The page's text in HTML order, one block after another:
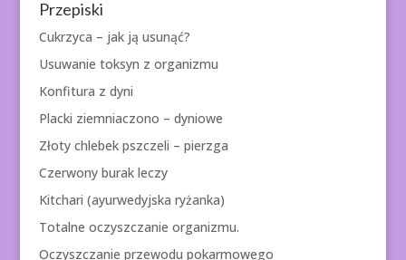
Przepiski
Cukrzyca – jak ją usunąć?
Usuwanie toksyn z organizmu
Konfitura z dyni
Placki ziemniaczono – dyniowe
Złoty chlebek pszczeli – pierzga
Czerwony burak leczy
Kitchari (ayurwedyjska ryżanka)
Totalne oczyszczanie organizmu.
Oczyszczanie przewodu pokarmowego